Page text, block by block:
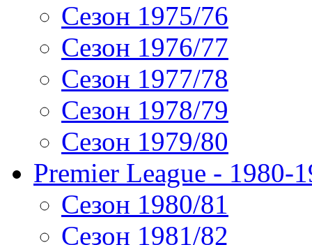
Сезон 1975/76
Сезон 1976/77
Сезон 1977/78
Сезон 1978/79
Сезон 1979/80
Premier League - 1980-
Сезон 1980/81
Сезон 1981/82